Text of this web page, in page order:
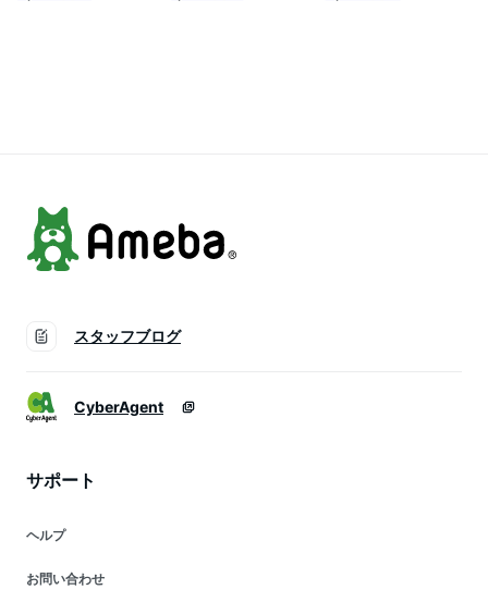
わらかい刃あたり 食
わらかい刃あたり 食
菌 熱湯消毒OK やわ
スタッフブログ
CyberAgent
サポート
ヘルプ
お問い合わせ